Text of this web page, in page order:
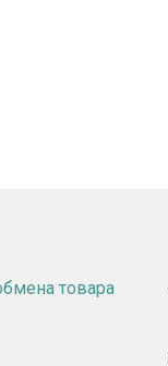
товара